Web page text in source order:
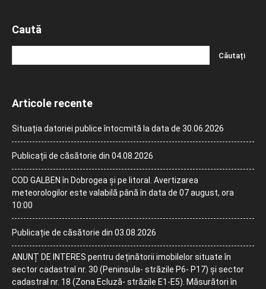
Caută
Articole recente
Situația datoriei publice întocmită la data de 30.06.2026
Publicații de căsătorie din 04.08.2026
COD GALBEN în Dobrogea și pe litoral. Avertizarea
meteorologilor este valabilă până în data de 07 august, ora
10:00
Publicație de căsătorie din 03.08.2026
ANUNȚ DE INTERES pentru deținătorii imobilelor situate în
sector cadastral nr. 30 (Peninsula- străzile P6- P17) și sector
cadastral nr. 18 (Zona Ecluză- străzile E1-E5). Măsurători în